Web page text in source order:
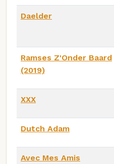
Daelder
Ramses Z'Onder Baard
(2019)
XXX
Dutch Adam
Avec Mes Amis